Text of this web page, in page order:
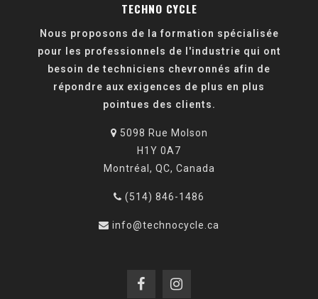
TECHNO CYCLE
Nous proposons de la formation spécialisée
pour les professionnels de l'industrie qui ont
besoin de techniciens chevronnés afin de
répondre aux exigences de plus en plus
pointues des clients.
5098 Rue Molson
H1Y 0A7
Montréal, QC, Canada
(514) 846-1486
info@technocycle.ca